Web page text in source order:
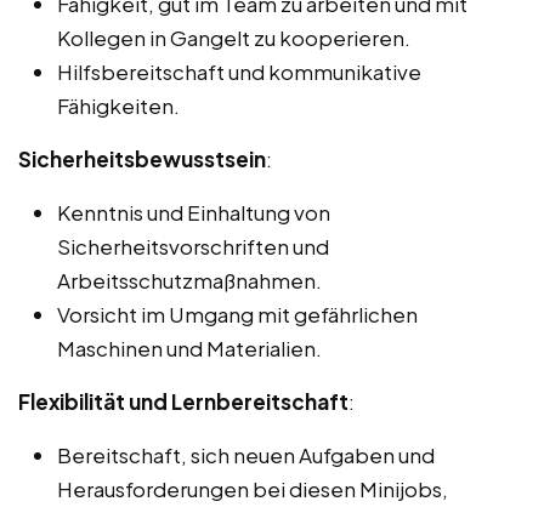
Kollegen in Gangelt zu kooperieren.
Hilfsbereitschaft und kommunikative
Fähigkeiten.
Sicherheitsbewusstsein:
Kenntnis und Einhaltung von
Sicherheitsvorschriften und
Arbeitsschutzmaßnahmen.
Vorsicht im Umgang mit gefährlichen
Maschinen und Materialien.
Flexibilität und Lernbereitschaft:
Bereitschaft, sich neuen Aufgaben und
Herausforderungen bei diesen Minijobs,